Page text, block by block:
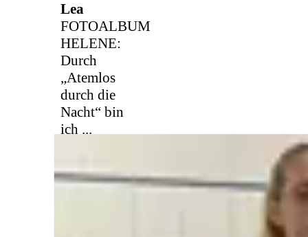
Lea
FOTOALBUM
HELENE:
Durch
„Atemlos
durch die
Nacht“ bin
ich ...